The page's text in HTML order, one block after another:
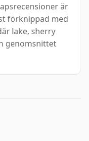
är
förknippad med
lake, sherry
genomsnittet